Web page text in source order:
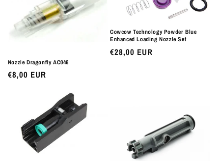
Nozzle Dragonfly AC046
Preço
€8,00 EUR
Cowcow Technology Powder Blue
Enhanced Loading Nozzle Set
Preço
€28,00 EUR